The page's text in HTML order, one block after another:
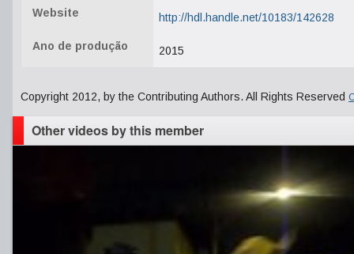
Website http://hdl.handle.net/10183/142628
Ano de produção 2015
Copyright 2012, by the Contributing Authors. All Rights Reserved
Other videos by this member